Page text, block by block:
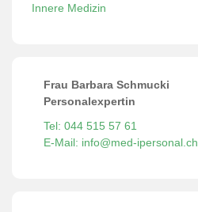
Innere Medizin
Frau Barbara Schmucki
Personalexpertin
Tel: 044 515 57 61
E-Mail: info@med-ipersonal.ch